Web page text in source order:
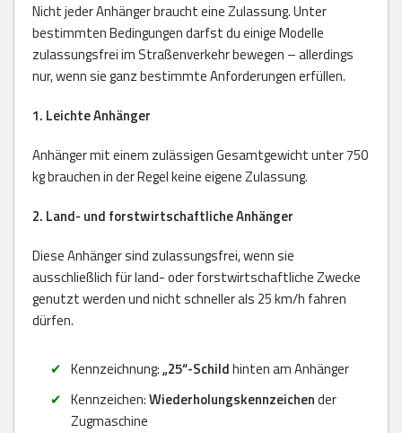
Nicht jeder Anhänger braucht eine Zulassung. Unter
bestimmten Bedingungen darfst du einige Modelle
zulassungsfrei im Straßenverkehr bewegen – allerdings
nur, wenn sie ganz bestimmte Anforderungen erfüllen.
1. Leichte Anhänger
Anhänger mit einem zulässigen Gesamtgewicht unter 750
kg brauchen in der Regel keine eigene Zulassung.
2. Land- und forstwirtschaftliche Anhänger
Diese Anhänger sind zulassungsfrei, wenn sie
ausschließlich für land- oder forstwirtschaftliche Zwecke
genutzt werden und nicht schneller als 25 km/h fahren
dürfen.
Kennzeichnung:„25“-Schildhinten am Anhänger
Kennzeichen:Wiederholungskennzeichender
Zugmaschine